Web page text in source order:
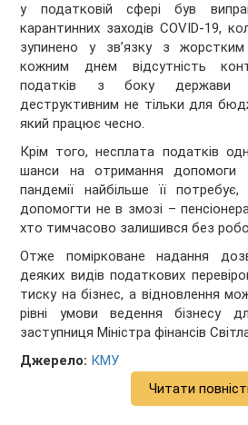
у податковій сфері був
карантинних заходів COVID-19,
зупинено у зв’язку з
кожним днем відсутність
податків з боку держави
деструктивним не тільки для
який працює чесно.
Крім того, несплата податків
шанси на отримання
пандемії найбільше її
допомогти не в змозі –
хто тимчасово залишився без
Отже помірковане надання
деяких видів податкових
тиску на бізнес, а відновлення
рівні умови ведення бізнесу
заступниця Міністра фінансів
Джерело: КМУ
Читати